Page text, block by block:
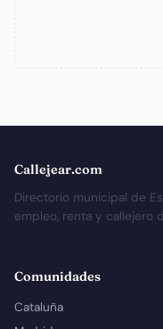
Callejear.com
Directorio municipal de
empleo, renta y callejero
Comunidades
Cataluña